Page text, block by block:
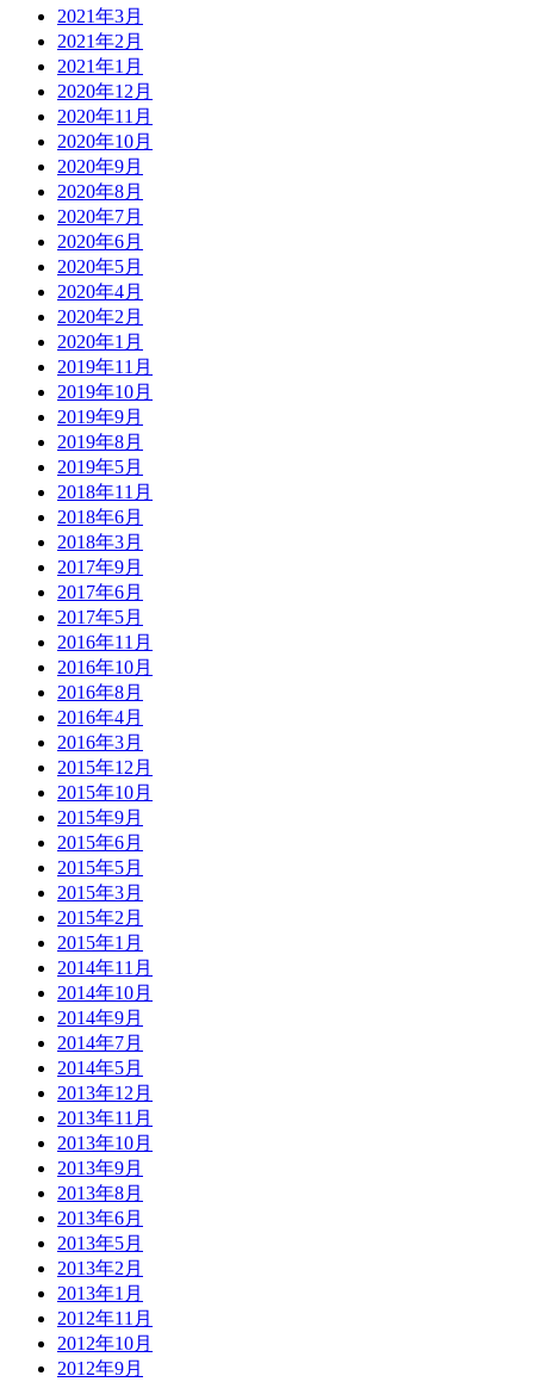
2021年3月
2021年2月
2021年1月
2020年12月
2020年11月
2020年10月
2020年9月
2020年8月
2020年7月
2020年6月
2020年5月
2020年4月
2020年2月
2020年1月
2019年11月
2019年10月
2019年9月
2019年8月
2019年5月
2018年11月
2018年6月
2018年3月
2017年9月
2017年6月
2017年5月
2016年11月
2016年10月
2016年8月
2016年4月
2016年3月
2015年12月
2015年10月
2015年9月
2015年6月
2015年5月
2015年3月
2015年2月
2015年1月
2014年11月
2014年10月
2014年9月
2014年7月
2014年5月
2013年12月
2013年11月
2013年10月
2013年9月
2013年8月
2013年6月
2013年5月
2013年2月
2013年1月
2012年11月
2012年10月
2012年9月